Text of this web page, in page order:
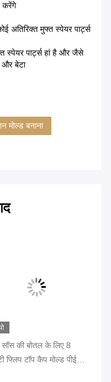
करेंगे
अतिरिक्त मुफ्त स्पेयर पार्ट्स
स्पेयर पार्ट्स हां है और जैसे
और बेटा
मोल्ड बनाना
सॉस की बोतल के लिए 8
फ्लिप टॉप कैप मोल्ड पीई